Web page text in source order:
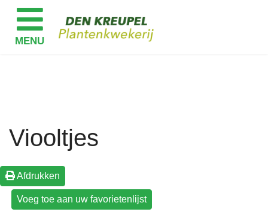
Viooltjes
Afdrukken